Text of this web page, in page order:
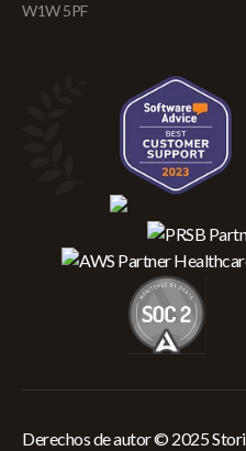
W1W 5PF
Derechos de autor © 2025